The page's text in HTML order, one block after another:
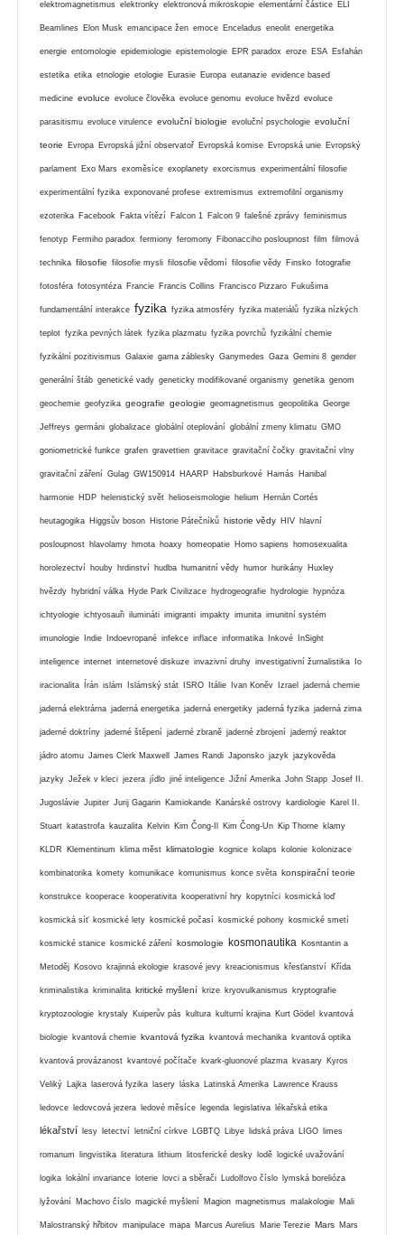
elektromagnetismus elektronky elektronová mikroskopie elementární částice ELI
Beamlines Elon Musk emancipace žen emoce Enceladus eneolit energetika
energie entomologie epidemiologie epistemologie EPR paradox eroze ESA Esfahán
estetika etika etnologie etologie Eurasie Europa eutanazie evidence based
medicine evoluce evoluce člověka evoluce genomu evoluce hvězd evoluce
parasitismu evoluce virulence evoluční biologie evoluční psychologie evoluční
teorie Evropa Evropská jižní observatoř Evropská komise Evropská unie Evropský
parlament Exo Mars exoměsíce exoplanety exorcismus experimentální filosofie
experimentální fyzika exponované profese extremismus extremofilní organismy
ezoterika Facebook Fakta vítězí Falcon 1 Falcon 9 falešné zprávy feminismus
fenotyp Fermiho paradox fermiony feromony Fibonacciho posloupnost film filmová
technika filosofie filosofie mysli filosofie vědomí filosofie vědy Finsko fotografie
fotosféra fotosyntéza Francie Francis Collins Francisco Pizzaro Fukušima
fundamentální interakce fyzika fyzika atmosféry fyzika materiálů fyzika nízkých
teplot fyzika pevných látek fyzika plazmatu fyzika povrchů fyzikální chemie
fyzikální pozitivismus Galaxie gama záblesky Ganymedes Gaza Gemini 8 gender
generální štáb genetické vady geneticky modifikované organismy genetika genom
geochemie geofyzika geografie geologie geomagnetismus geopolitika George
Jeffreys germáni globalizace globální oteplování globální zmeny klimatu GMO
goniometrické funkce grafen gravettien gravitace gravitační čočky gravitační vlny
gravitační záření Gulag GW150914 HAARP Habsburkové Hamás Hanibal
harmonie HDP helenistický svět helioseismologie helium Hernán Cortés
heutagogika Higgsův boson Historie Pátečníků historie vědy HIV hlavní
posloupnost hlavolamy hmota hoaxy homeopatie Homo sapiens homosexualita
horolezectví houby hrdinství hudba humanitní vědy humor hurikány Huxley
hvězdy hybridní válka Hyde Park Civilizace hydrogeografie hydrologie hypnóza
ichtyologie ichtyosauři ilumináti imigranti impakty imunita imunitní systém
imunologie Indie Indoevropané infekce inflace informatika Inkové InSight
inteligence internet internetové diskuze invazivní druhy investigativní žurnalistika Io
iracionalita Írán islám Islámský stát ISRO Itálie Ivan Koněv Izrael jaderná chemie
jaderná elektrárna jaderná energetika jaderná energetiky jaderná fyzika jaderná zima
jaderné doktríny jaderné štěpení jaderné zbraně jaderné zbrojení jaderný reaktor
jádro atomu James Clerk Maxwell James Randi Japonsko jazyk jazykověda
jazyky Ježek v kleci jezera jídlo jiné inteligence Jižní Amerika John Stapp Josef II.
Jugoslávie Jupiter Jurij Gagarin Kamiokande Kanárské ostrovy kardiologie Karel II.
Stuart katastrofa kauzalita Kelvin Kim Čong-Il Kim Čong-Un Kip Thorne klamy
KLDR Klementinum klima měst klimatologie kognice kolaps kolonie kolonizace
kombinatorika komety komunikace komunismus konce světa konspirační teorie
konstrukce kooperace kooperativita kooperativní hry kopytníci kosmická loď
kosmická síť kosmické lety kosmické počasí kosmické pohony kosmické smetí
kosmické stanice kosmické záření kosmologie kosmonautika Kosntantin a
Metoděj Kosovo krajinná ekologie krasové jevy kreacionismus křesťanství Křída
kriminalistika kriminalita kritické myšlení krize kryovulkanismus kryptografie
kryptozoologie krystaly Kuiperův pás kultura kulturní krajina Kurt Gödel kvantová
biologie kvantová chemie kvantová fyzika kvantová mechanika kvantová optika
kvantová provázanost kvantové počítače kvark-gluonové plazma kvasary Kyros
Veliký Lajka laserová fyzika lasery láska Latinská Amerika Lawrence Krauss
ledovce ledovcová jezera ledové měsíce legenda legislativa lékařská etika
lékařství lesy letectví letniční církve LGBTQ Libye lidská práva LIGO limes
romanum lingvistika literatura lithium litosferické desky lodě logické uvažování
logika lokální invariance loterie lovci a sběrači Ludolfovo číslo lymská borelióza
lyžování Machovo číslo magické myšlení Magion magnetismus malakologie Mali
Malostranský hřbitov manipulace mapa Marcus Aurelius Marie Terezie Mars Mars